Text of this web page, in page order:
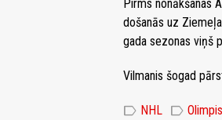
Pirms nonākšanas
došanās uz
gada sezonas viņš
Vilmanis šogad
label NHL label